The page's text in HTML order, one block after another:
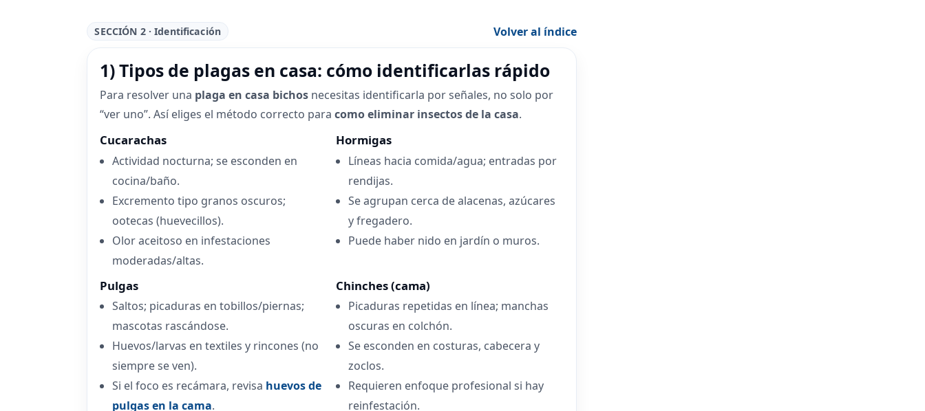
SECCIÓN 2 · Identificación Volver al índice
1) Tipos de plagas en casa: cómo identificarlas rápido
Para resolver una plaga en casa bichos necesitas identificarla por señales, no solo por
“ver uno”. Así eliges el método correcto para como eliminar insectos de la casa.
Cucarachas
Actividad nocturna; se esconden en
cocina/baño.
Excremento tipo granos oscuros;
ootecas (huevecillos).
Olor aceitoso en infestaciones
moderadas/altas.
Hormigas
Líneas hacia comida/agua; entradas por
rendijas.
Se agrupan cerca de alacenas, azúcares
y fregadero.
Puede haber nido en jardín o muros.
Pulgas
Saltos; picaduras en tobillos/piernas;
mascotas rascándose.
Huevos/larvas en textiles y rincones (no
siempre se ven).
Si el foco es recámara, revisa huevos de
pulgas en la cama.
Chinches (cama)
Picaduras repetidas en línea; manchas
oscuras en colchón.
Se esconden en costuras, cabecera y
zoclos.
Requieren enfoque profesional si hay
reinfestación.